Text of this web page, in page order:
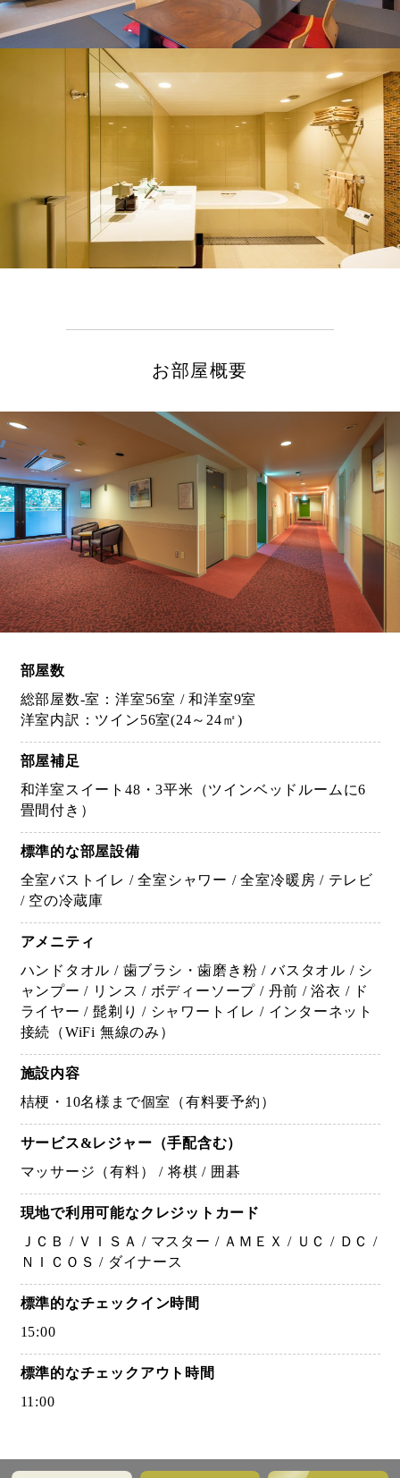
お部屋概要
部屋数
総部屋数-室：洋室56室 / 和洋室9室
洋室内訳：ツイン56室(24～24㎡)
部屋補足
和洋室スイート48・3平米（ツインベッドルームに6
畳間付き）
標準的な部屋設備
全室バストイレ / 全室シャワー / 全室冷暖房 / テレビ
/ 空の冷蔵庫
アメニティ
ハンドタオル / 歯ブラシ・歯磨き粉 / バスタオル / シ
ャンプー / リンス / ボディーソープ / 丹前 / 浴衣 / ド
ライヤー / 髭剃り / シャワートイレ / インターネット
接続（WiFi 無線のみ）
施設内容
桔梗・10名様まで個室（有料要予約）
サービス&レジャー （手配含む）
マッサージ（有料） / 将棋 / 囲碁
現地で利用可能なクレジットカード
ＪＣＢ / ＶＩＳＡ / マスター / ＡＭＥＸ / ＵＣ / ＤＣ /
ＮＩＣＯＳ / ダイナース
標準的なチェックイン時間
15:00
標準的なチェックアウト時間
11:00